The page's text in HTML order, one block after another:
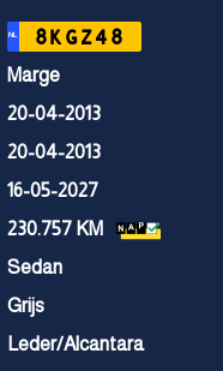
NL 8KGZ48
Marge
20-04-2013
20-04-2013
16-05-2027
230.757 KM
Sedan
Grijs
Leder/Alcantara